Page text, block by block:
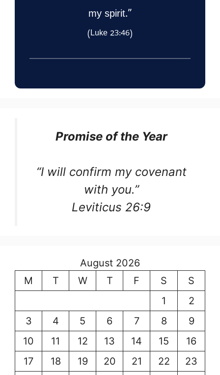
my spirit.”
(Luke 23:46)
Promise of the Year
“I will confirm my covenant
with you.”
Leviticus 26:9
August 2026
M
T W T F S
S
1
2
3
4 5 6 7 8
9
10
11 12 13 14 15
16
17
18 19 20 21 22
23